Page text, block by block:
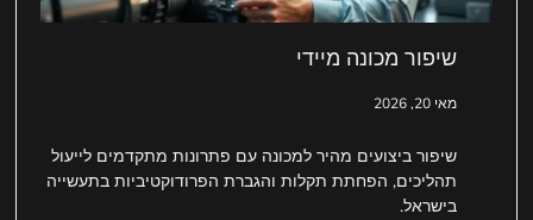
שיפור מכונה מיידי
מאי 20, 2026
שיפור ביצועים מהיר למכונה עם פתרונות מתקדמים לייעול
תהליכים, הפחתת תקלות והגברת הפרודוקטיביות בתעשייה
בישראל.